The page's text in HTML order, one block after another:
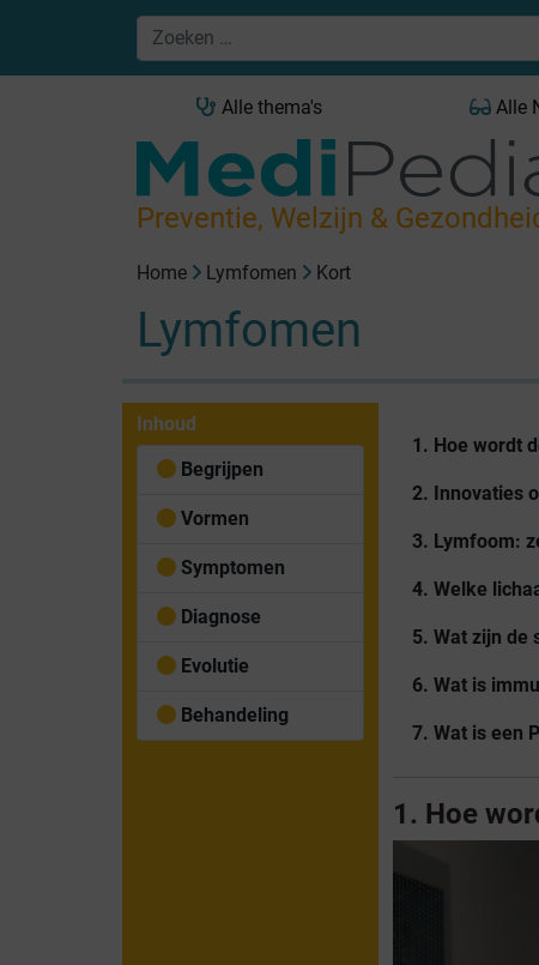
Alle thema's Alle
Preventie, Welzijn &
Home Lymfomen Kort
Lymfomen
Inhoud
Begrijpen
Vormen
Symptomen
Diagnose
Evolutie
Behandeling
1. Hoe wordt
2. Innovaties
3. Lymfoom:
4. Welke
5. Wat zijn de
6. Wat is
7. Wat is een
1. Hoe